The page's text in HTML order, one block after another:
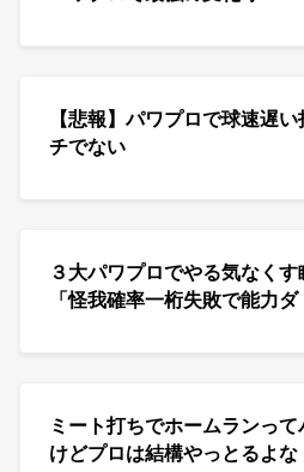
【悲報】パワプロで球速遅
チでない
３大パワプロでやる気なくす
「怪我確率一桁失敗で能力ダ
ミート打ちでホームランっ
けどプロは結構やっとるよな